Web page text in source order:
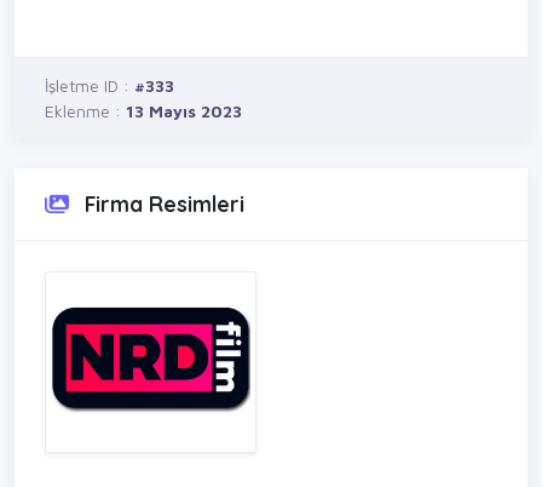
İşletme ID : #333
Eklenme : 13 Mayıs 2023
Firma Resimleri